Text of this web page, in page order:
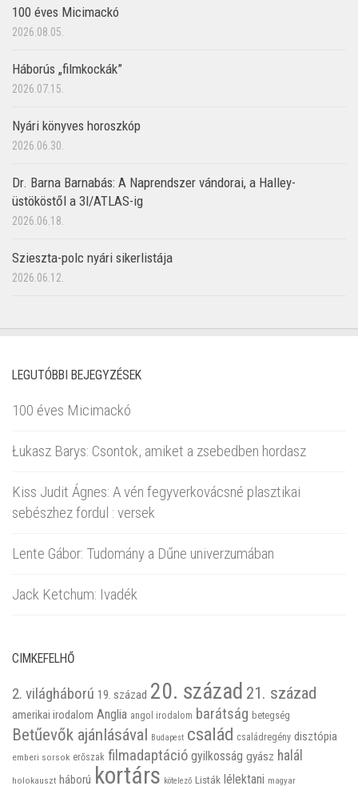
100 éves Micimackó
2026.08.05.
Háborús „filmkockák”
2026.07.15.
Nyári könyves horoszkóp
2026.06.30.
Dr. Barna Barnabás: A Naprendszer vándorai, a Halley-
üstököstől a 3I/ATLAS-ig
2026.06.18.
Szieszta-polc nyári sikerlistája
2026.06.12.
LEGUTÓBBI BEJEGYZÉSEK
100 éves Micimackó
Łukasz Barys: Csontok, amiket a zsebedben hordasz
Kiss Judit Ágnes: A vén fegyverkovácsné plasztikai
sebészhez fordul : versek
Lente Gábor: Tudomány a Dűne univerzumában
Jack Ketchum: Ivadék
CIMKEFELHŐ
2. világháború 19. század 20. század 21. század
amerikai irodalom Anglia angol irodalom barátság betegség
Betűevők ajánlásával Budapest család családregény disztópia
emberi sorsok erőszak filmadaptáció gyilkosság gyász halál
holokauszt háború kortárs kötelező Listák lélektani magyar